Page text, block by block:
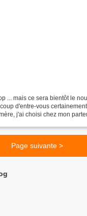
... mais ce sera bientôt le
d'entre-vous
j'ai choisi chez mon
Page suivante >